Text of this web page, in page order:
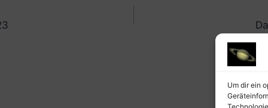
Um dir ein